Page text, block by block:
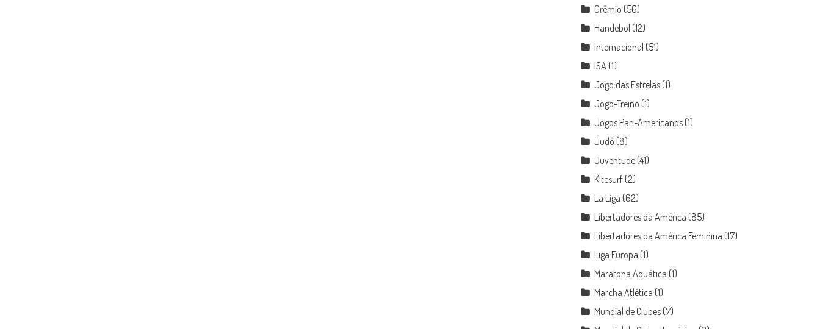
Grêmio (56)
Handebol (12)
Internacional (51)
ISA (1)
Jogo das Estrelas (1)
Jogo-Treino (1)
Jogos Pan-Americanos (1)
Judô (8)
Juventude (41)
Kitesurf (2)
La Liga (62)
Libertadores da América (85)
Libertadores da América Feminina (17)
Liga Europa (1)
Maratona Aquática (1)
Marcha Atlética (1)
Mundial de Clubes (7)